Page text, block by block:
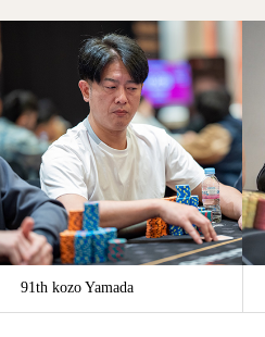
91th kozo Yamada